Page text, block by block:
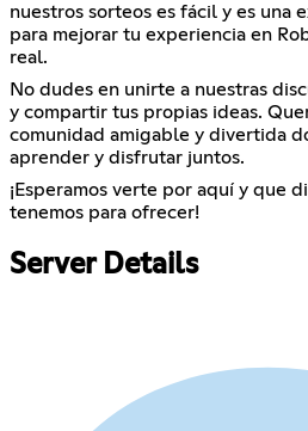
nuestros sorteos es fácil y es una
para mejorar tu experiencia en
real.
No dudes en unirte a nuestras
y compartir tus propias ideas.
comunidad amigable y divertida
aprender y disfrutar juntos.
¡Esperamos verte por aquí y que
tenemos para ofrecer!
Server Details